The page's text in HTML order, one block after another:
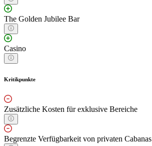
The Golden Jubilee Bar
Casino
Kritikpunkte
Zusätzliche Kosten für exklusive Bereiche
Begrenzte Verfügbarkeit von privaten Cabanas